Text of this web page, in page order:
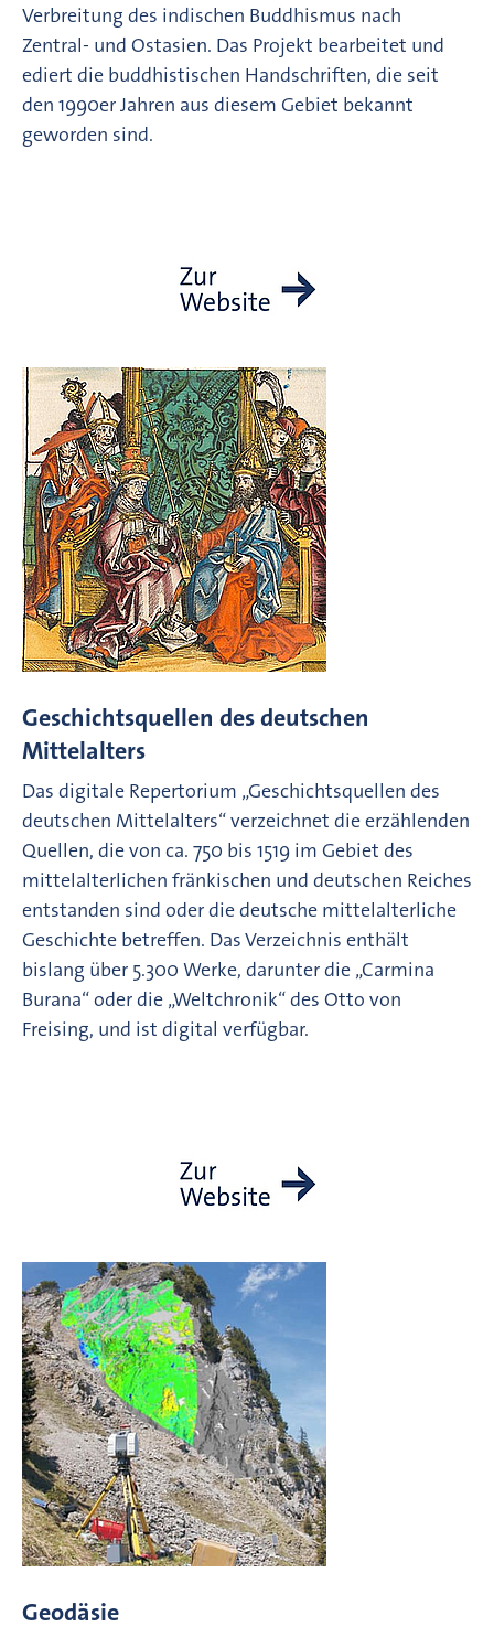
Verbreitung des indischen Buddhismus nach
Zentral- und Ostasien. Das Projekt bearbeitet und
ediert die buddhistischen Handschriften, die seit
den 1990er Jahren aus diesem Gebiet bekannt
geworden sind.
Geschichtsquellen des deutschen
Mittelalters
Das digitale Repertorium „Geschichtsquellen des
deutschen Mittelalters“ verzeichnet die erzählenden
Quellen, die von ca. 750 bis 1519 im Gebiet des
mittelalterlichen fränkischen und deutschen Reiches
entstanden sind oder die deutsche mittelalterliche
Geschichte betreffen. Das Verzeichnis enthält
bislang über 5.300 Werke, darunter die „Carmina
Burana“ oder die „Weltchronik“ des Otto von
Freising, und ist digital verfügbar.
Geodäsie